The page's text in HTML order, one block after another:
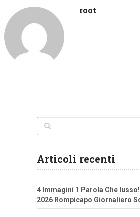
root
Articoli recenti
4 Immagini 1 Parola Che
2026 Rompicapo Giornaliero